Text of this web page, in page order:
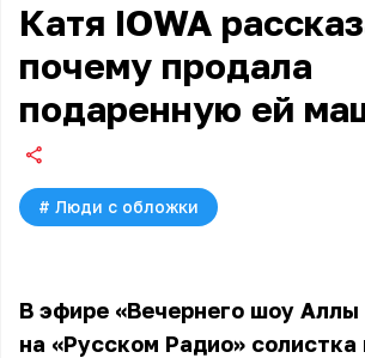
Катя IOWA
почему продала
подаренную ей
# Люди с обложки
В эфире «Вечернего шоу
на «Русском Радио» солистка